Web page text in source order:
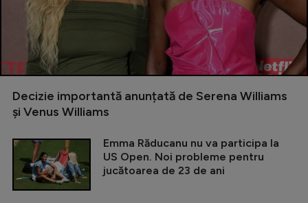
Decizie importantă anunțată de Serena Williams
și Venus Williams
Emma Răducanu nu va participa la
US Open. Noi probleme pentru
jucătoarea de 23 de ani